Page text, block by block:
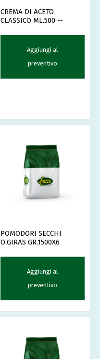
CREMA DI ACETO
CLASSICO ML.500 --
Aggiungi al
preventivo
POMODORI SECCHI
O.GIRAS GR.1500X6
Aggiungi al
preventivo